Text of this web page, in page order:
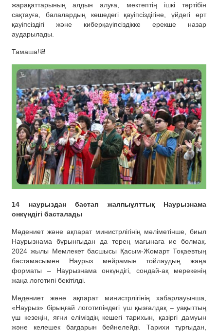
жарақаттарының алдын алуға, мектептің ішкі тәртібін
сақтауға, балалардың көшедегі қауіпсіздігіне, үйдегі өрт
қауіпсіздігі және киберқауіпсіздікке ерекше назар
аударылады.
Тамаша!📆
14 наурыздан бастап жалпыұлттық Наурызнама
онкүндігі басталады
Мәдениет және ақпарат министрлігінің мәліметінше, биыл
Наурызнама бұрынғыдан да терең мағынаға ие болмақ.
2024 жылы Мемлекет басшысы Қасым-Жомарт Тоқаевтың
бастамасымен Наурыз мейрамын тойлаудың жаңа
форматы – Наурызнама онкүндігі, сондай-ақ мерекенің
жаңа логотипі бекітілді.
Мәдениет және ақпарат министрлігінің хабарлауынша,
«Наурыз» бірыңғай логотипіндегі үш қызғалдақ – уақыттың
үш кезеңін, яғни еліміздің кешегі тарихын, қазіргі дамуын
және келешек бағдарын бейнелейді. Тарихи тұрғыдан,